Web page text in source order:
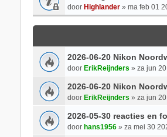
door Highlander» ma feb 01
2026-06-20 Nikon
door ErikReijnders » za jun
2026-06-20 Nikon
door ErikReijnders » za jun
2026-05-30 reacties en
door hans1956» za mei 30